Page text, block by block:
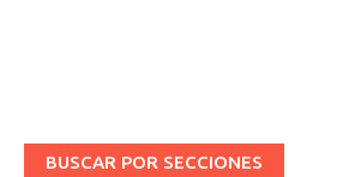
BUSCAR POR SECCIONES